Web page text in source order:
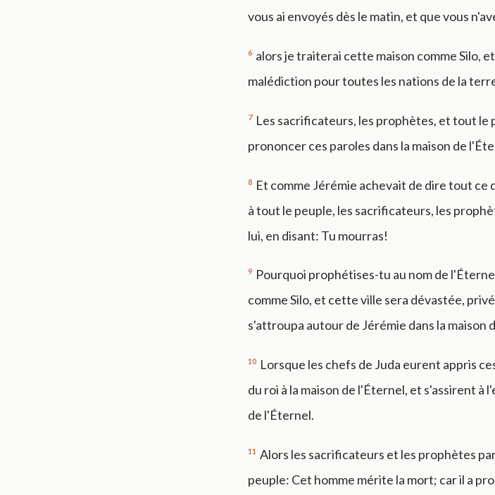
vous ai envoyés dès le matin, et que vous
6 alors je traiterai cette maison comme Silo,
malédiction pour toutes les nations de la
7 Les sacrificateurs, les prophètes, et tout
prononcer ces paroles dans la maison de
8 Et comme Jérémie achevait de dire tout
à tout le peuple, les sacrificateurs, les
lui, en disant: Tu mourras!
9 Pourquoi prophétises-tu au nom de
comme Silo, et cette ville sera dévastée,
s'attroupa autour de Jérémie dans la maison
10 Lorsque les chefs de Juda eurent appris
du roi à la maison de l'Éternel, et s'assirent à
de l'Éternel.
11 Alors les sacrificateurs et les prophètes
peuple: Cet homme mérite la mort; car il a